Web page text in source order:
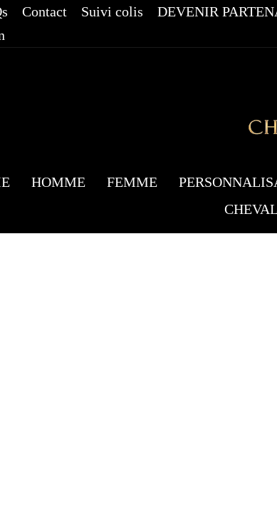
Contact Suivi colis DEVENIR
HOMME FEMME